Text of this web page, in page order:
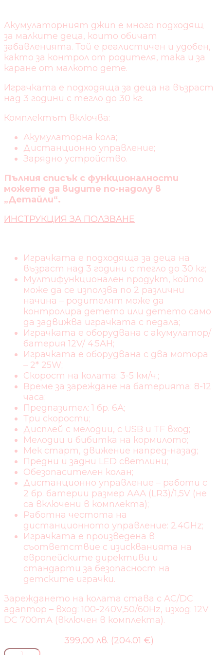
Акумулаторният джип е много подходящ
за малките деца, които обичат
забавленията. Той е реалистичен и удобен,
както за контрол от родителя, така и за
каране от малкото дете.
Играчката е подходяща за деца на възраст
над 3 години с тегло до 30 кг.
Комплектът включва:
Акумулаторна кола;
Дистанционно управление;
Зарядно устройство.
Пълния списък с функционалности
можете да видите по-надолу в
„Детайли“.
ИНСТРУКЦИЯ ЗА ПОЛЗВАНЕ
Играчката е подходяща за деца на
възраст над 3 години с тегло до 30 кг;
Мултифункционален продукт, който
може да се използва по 2 различни
начина – родителят може да
контролира детето или детето само
да задвижва играчката с педала;
Играчката е оборудвана с акумулатор/
батерия 12V/ 4.5AH;
Играчката е оборудвана с два мотора
– 2* 25W;
Скорост на колата: 3-5 км/ч.;
Време за зареждане на батерията: 8-12
часа;
Предпазител: 1 бр. 6А;
Три скорости;
Дисплей с мелодии, с USB и TF вход;
Мелодии и бибитка на кормилото;
Мек старт, движение напред-назад;
Предни и задни LED светлини;
Обезопасителен колан;
Дистанционно управление – работи с
2 бр. батерии размер ААА (LR3)/1,5V (не
са включени в комплекта);
Работна честота на
дистанционното управление: 2.4GHz;
Играчката е произведена в
съответствие с изискванията на
европейските директиви и
стандарти за безопасност на
детските играчки.
Зареждането нa колата става с AC/DC
адаптор – вход: 100-240V,50/60Hz, изход: 12V
DC 700mA (включен в комплекта).
399,00 лв. (204.01 €)
количество